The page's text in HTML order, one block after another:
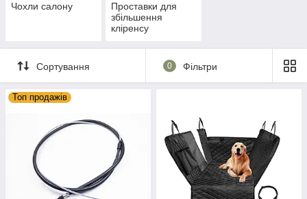
Чохли салону
Проставки для
збільшення
кліренсу
Сортування 0 Фільтри
Топ продажів